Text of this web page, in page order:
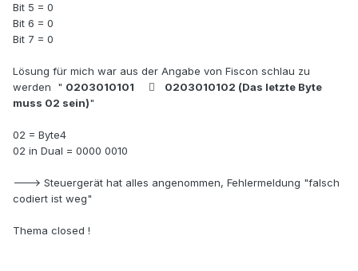
Bit 5 = 0
Bit 6 = 0
Bit 7 = 0
Lösung für mich war aus der Angabe von Fiscon schlau zu
werden " 0203010101  0203010102 (Das letzte Byte
muss 02 sein)"
02 = Byte4
02 in Dual = 0000 0010
---> Steuergerät hat alles angenommen, Fehlermeldung "falsch
codiert ist weg"
Thema closed !